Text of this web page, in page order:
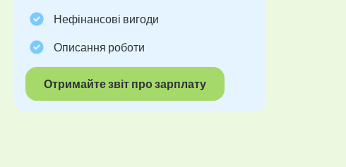
Нефінансові вигоди
Описання роботи
Отримайте звіт про зарплату